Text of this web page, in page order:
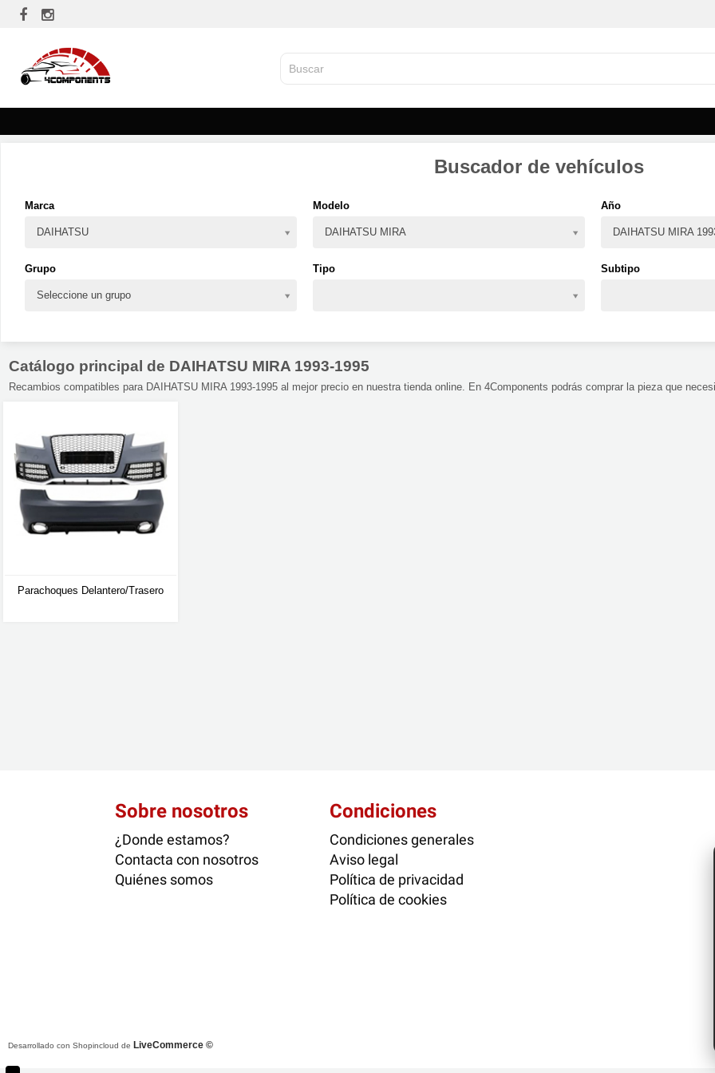
Buscador de vehículos
Marca
DAIHATSU
Modelo
DAIHATSU MIRA
Año
DAIHATSU MIRA
Grupo
Seleccione un grupo
Tipo Subtipo
Catálogo principal de DAIHATSU MIRA 1993-1995
Recambios compatibles para DAIHATSU MIRA 1993-1995 al mejor precio en nuestra tienda online. En 4Components podrás comprar la pieza que
Parachoques Delantero/trasero
Sobre nosotros
¿Donde estamos?
Contacta con nosotros
Quiénes somos
Condiciones
Condiciones generales
Aviso legal
Política de privacidad
Política de cookies
Desarrollado con Shopincloud de LiveCommerce ©